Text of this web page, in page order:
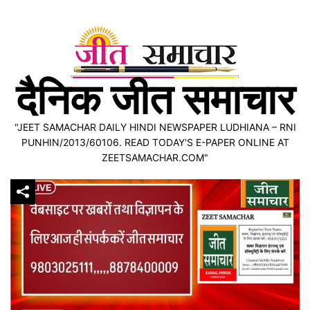
दैनिक जीत समाचार
"JEET SAMACHAR DAILY HINDI NEWSPAPER LUDHIANA – RNI
PUNHIN/2013/60106. READ TODAY'S E-PAPER ONLINE AT
ZEETSAMACHAR.COM"